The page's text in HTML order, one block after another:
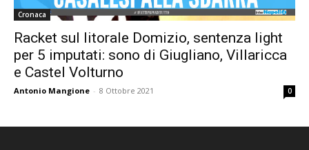
Cronaca
Racket sul litorale Domizio, sentenza light
per 5 imputati: sono di Giugliano, Villaricca
e Castel Volturno
Antonio Mangione - 8 Ottobre 2021 0